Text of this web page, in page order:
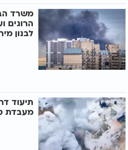
הרוגים
לבנון
תיעוד
מעבדת